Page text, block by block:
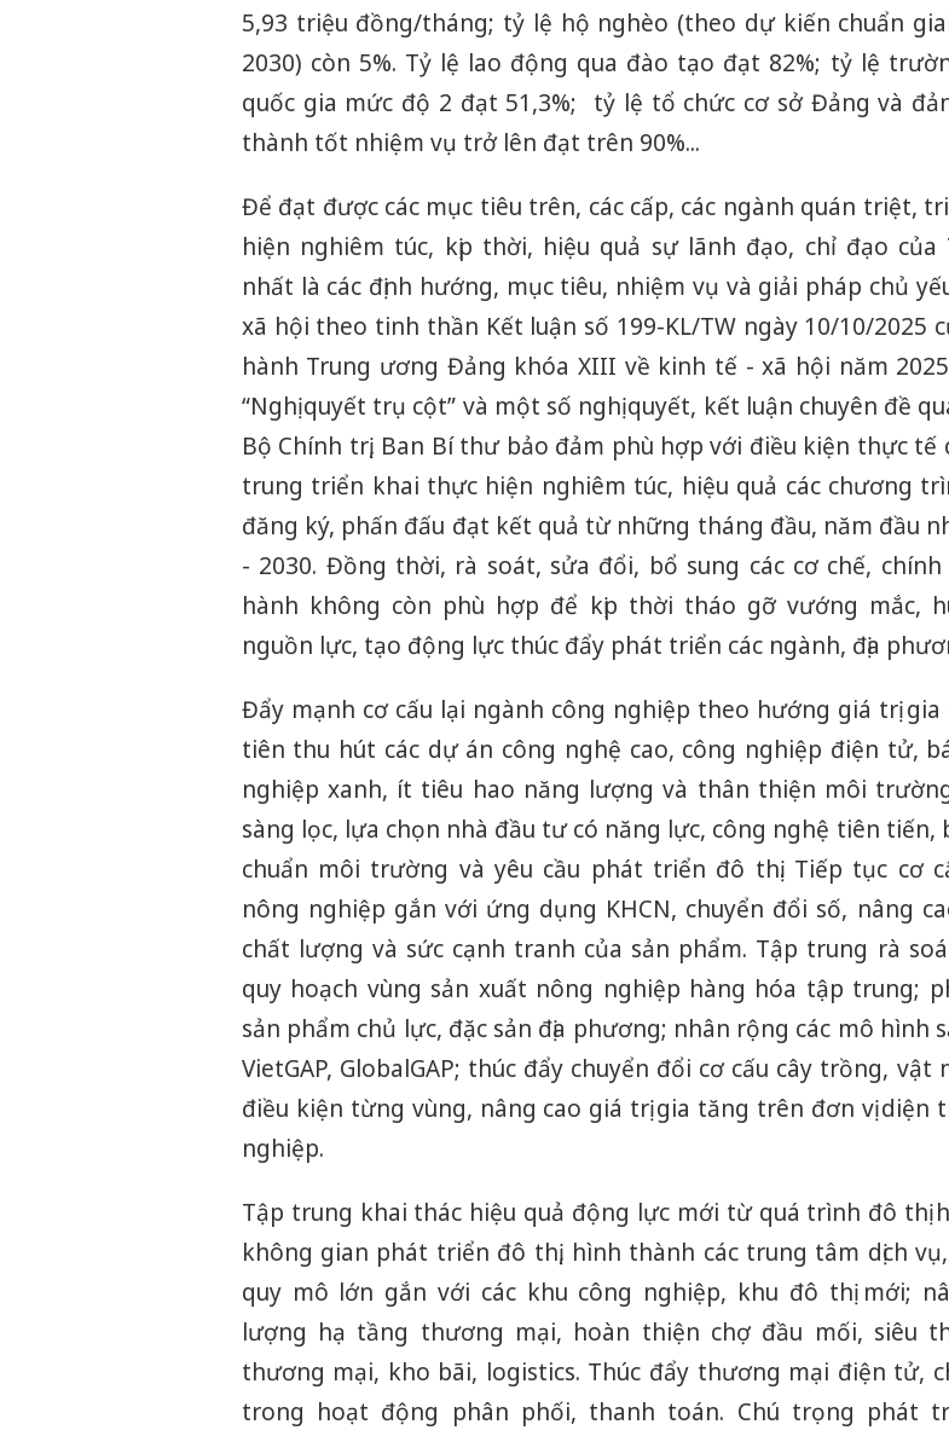
5,93 triệu đồng/tháng; tỷ lệ hộ nghèo (theo dự kiến chuẩn
2030) còn 5%. Tỷ lệ lao động qua đào tạo đạt 82%; tỷ lệ
quốc gia mức độ 2 đạt 51,3%; tỷ lệ tổ chức cơ sở Đảng và
thành tốt nhiệm vụ trở lên đạt trên 90%...
Để đạt được các mục tiêu trên, các cấp, các ngành quán triệt,
hiện nghiêm túc, kịp thời, hiệu quả sự lãnh đạo, chỉ đạo của
nhất là các định hướng, mục tiêu, nhiệm vụ và giải pháp chủ
xã hội theo tinh thần Kết luận số 199-KL/TW ngày 10/10/2025
hành Trung ương Đảng khóa XIII về kinh tế - xã hội năm
“Nghị quyết trụ cột” và một số nghị quyết, kết luận chuyên đề
Bộ Chính trị, Ban Bí thư bảo đảm phù hợp với điều kiện thực tế
trung triển khai thực hiện nghiêm túc, hiệu quả các chương
đăng ký, phấn đấu đạt kết quả từ những tháng đầu, năm đầu
- 2030. Đồng thời, rà soát, sửa đổi, bổ sung các cơ chế, chính
hành không còn phù hợp để kịp thời tháo gỡ vướng mắc,
nguồn lực, tạo động lực thúc đẩy phát triển các ngành, địa
Đẩy mạnh cơ cấu lại ngành công nghiệp theo hướng giá trị gia
tiên thu hút các dự án công nghệ cao, công nghiệp điện tử,
nghiệp xanh, ít tiêu hao năng lượng và thân thiện môi
sàng lọc, lựa chọn nhà đầu tư có năng lực, công nghệ tiên tiến,
chuẩn môi trường và yêu cầu phát triển đô thị. Tiếp tục cơ
nông nghiệp gắn với ứng dụng KHCN, chuyển đổi số, nâng
chất lượng và sức cạnh tranh của sản phẩm. Tập trung rà
quy hoạch vùng sản xuất nông nghiệp hàng hóa tập trung;
sản phẩm chủ lực, đặc sản địa phương; nhân rộng các mô hình
VietGAP, GlobalGAP; thúc đẩy chuyển đổi cơ cấu cây trồng, vật
điều kiện từng vùng, nâng cao giá trị gia tăng trên đơn vị diện
nghiệp.
Tập trung khai thác hiệu quả động lực mới từ quá trình đô thị
không gian phát triển đô thị, hình thành các trung tâm dịch
quy mô lớn gắn với các khu công nghiệp, khu đô thị mới;
lượng hạ tầng thương mại, hoàn thiện chợ đầu mối, siêu
thương mại, kho bãi, logistics. Thúc đẩy thương mại điện tử,
trong hoạt động phân phối, thanh toán. Chú trọng phát